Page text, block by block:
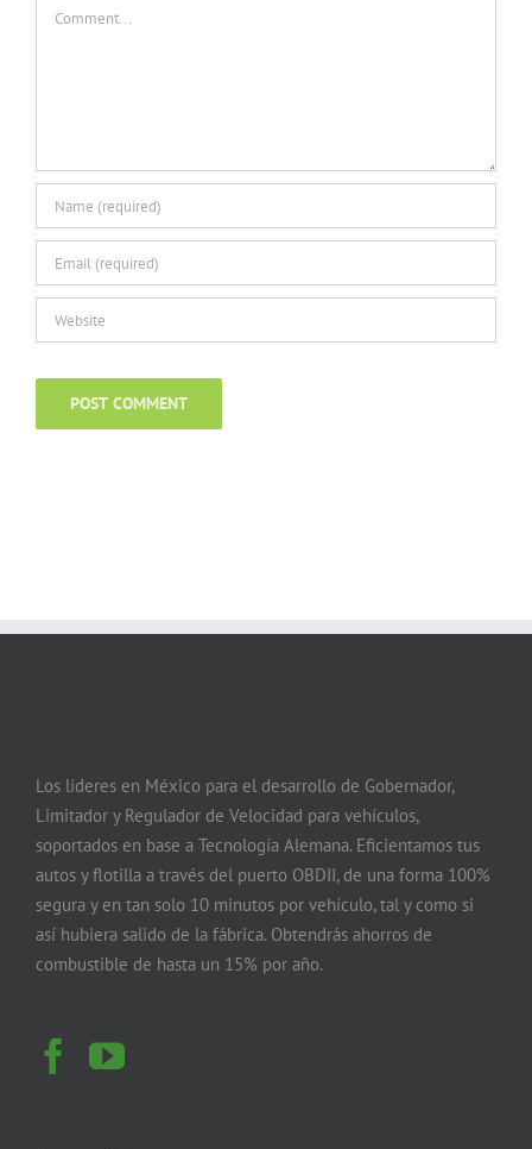
Los líderes en México para el desarrollo de Gobernador,
Limitador y Regulador de Velocidad para vehículos,
soportados en base a Tecnología Alemana. Eficientamos tus
autos y flotilla a través del puerto OBDII, de una forma 100%
segura y en tan solo 10 minutos por vehículo, tal y como si
así hubiera salido de la fábrica. Obtendrás ahorros de
combustible de hasta un 15% por año.